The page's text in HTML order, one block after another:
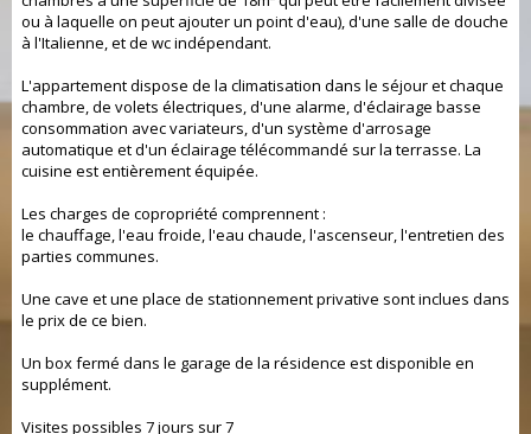
ou à laquelle on peut ajouter un point d'eau), d'une salle de douche
à l'Italienne, et de wc indépendant.
L'appartement dispose de la climatisation dans le séjour et chaque
chambre, de volets électriques, d'une alarme, d'éclairage basse
consommation avec variateurs, d'un système d'arrosage
automatique et d'un éclairage télécommandé sur la terrasse. La
cuisine est entièrement équipée.
Les charges de copropriété comprennent :
le chauffage, l'eau froide, l'eau chaude, l'ascenseur, l'entretien des
parties communes.
Une cave et une place de stationnement privative sont inclues dans
le prix de ce bien.
Un box fermé dans le garage de la résidence est disponible en
supplément.
Visites possibles 7 jours sur 7